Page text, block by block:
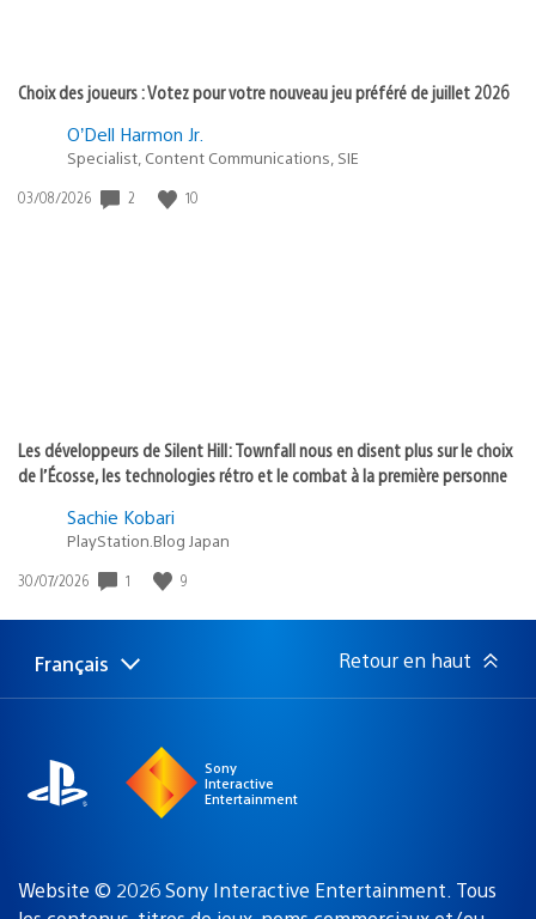
Choix des joueurs : Votez pour votre nouveau jeu préféré de juillet 2026
O’Dell Harmon Jr.
Specialist, Content Communications, SIE
Date
03/08/2026 2 10
Les développeurs de Silent Hill: Townfall nous en disent plus sur le choix
de l’Écosse, les technologies rétro et le combat à la première personne
Sachie Kobari
PlayStation.Blog Japan
Date
publication
30/07/2026 1 9
Choisir
une
Région
actuelle
Français Retour en haut
Sony
Interactive
Entertainment
Website © 2026 Sony Interactive Entertainment. Tous